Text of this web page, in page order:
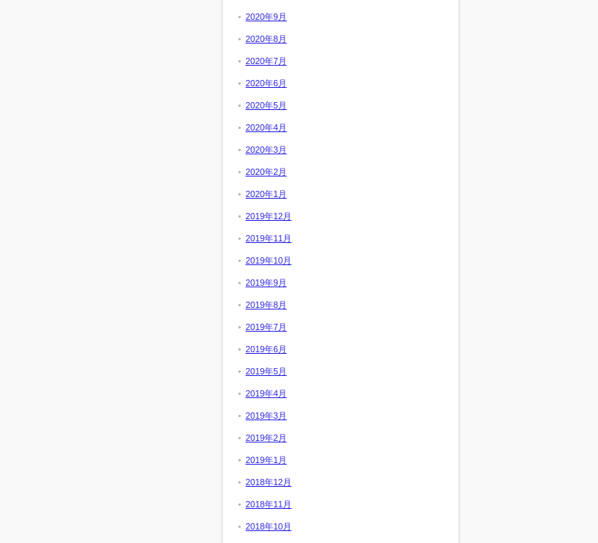
2020年9月
2020年8月
2020年7月
2020年6月
2020年5月
2020年4月
2020年3月
2020年2月
2020年1月
2019年12月
2019年11月
2019年10月
2019年9月
2019年8月
2019年7月
2019年6月
2019年5月
2019年4月
2019年3月
2019年2月
2019年1月
2018年12月
2018年11月
2018年10月